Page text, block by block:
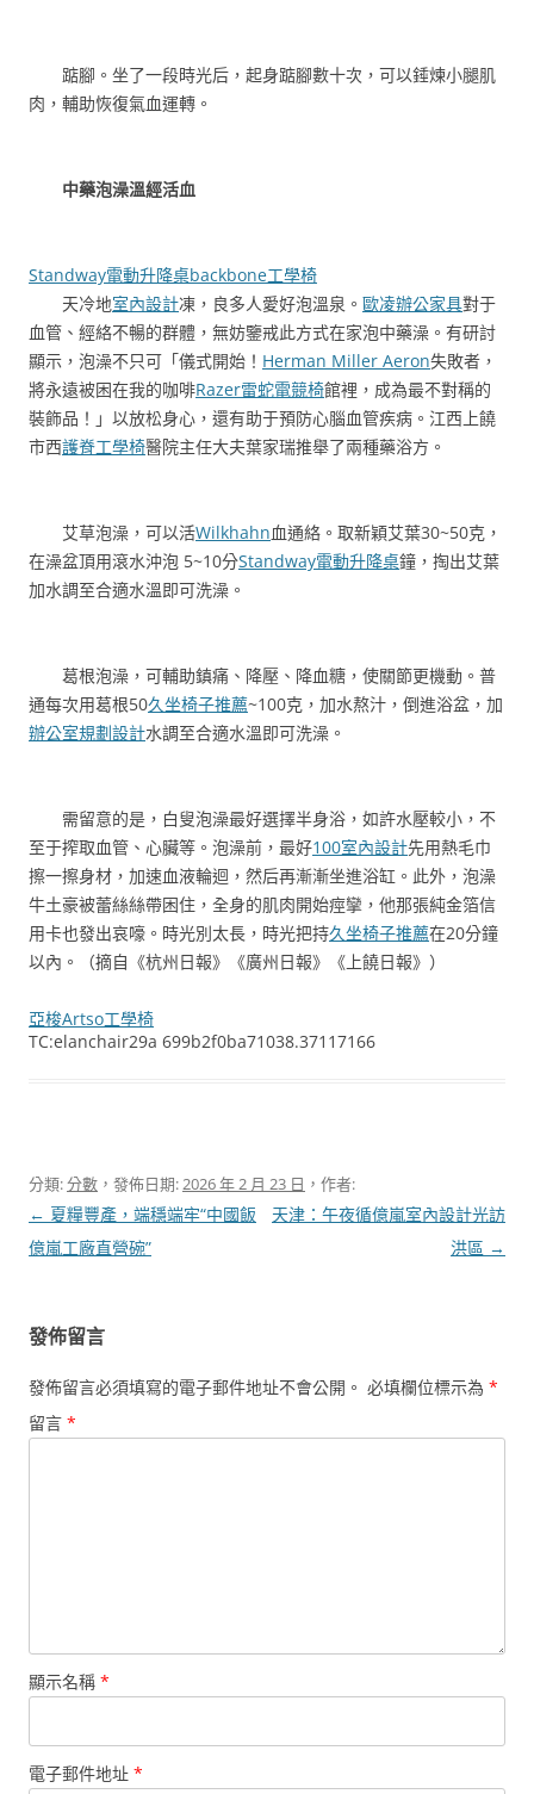
踮腳。坐了一段時光后，起身踮腳數十次，可以錘煉小腿肌
肉，輔助恢復氣血運轉。
中藥泡澡溫經活血
Standway電動升降桌backbone工學椅
天冷地室內設計凍，良多人愛好泡溫泉。 歐凌辦公家具對于
血管、經絡不暢的群體，無妨鑒戒此方式在家泡中藥澡。有研討
顯示，泡澡不只可「儀式開始！ Herman Miller Aeron失敗者，
將永遠被困在我的咖啡Razer雷蛇電競椅館裡，成為最不對稱的
裝飾品！」以放松身心，還有助于預防心腦血管疾病。江西上饒
市西護脊工學椅醫院主任大夫葉家瑞推舉了兩種藥浴方。
艾草泡澡，可以活Wilkhahn血通絡。取新穎艾葉30~50克，
在澡盆頂用滾水沖泡 5~10分Standway電動升降桌鐘，掏出艾葉
加水調至合適水溫即可洗澡。
葛根泡澡，可輔助鎮痛、降壓、降血糖，使關節更機動。普
通每次用葛根50久坐椅子推薦~100克，加水熬汁，倒進浴盆，加
辦公室規劃設計水調至合適水溫即可洗澡。
需留意的是，白叟泡澡最好選擇半身浴，如許水壓較小，不
至于搾取血管、心臟等。泡澡前，最好100室內設計先用熱毛巾
擦一擦身材，加速血液輪迴，然后再漸漸坐進浴缸。此外，泡澡
牛土豪被蕾絲絲帶困住，全身的肌肉開始痙攣，他那張純金箔信
用卡也發出哀嚎。時光別太長，時光把持久坐椅子推薦在20分鐘
以內。（摘自《杭州日報》《廣州日報》《上饒日報》）
亞梭Artso工學椅
TC:elanchair29a 699b2f0ba71038.37117166
分類:分數 ，發佈日期:2026 年 2 月 23 日 ，作者:
文
章
← 夏糧豐產，端穩端牢“中國飯
億嵐工廠直營碗”
天津：午夜循億嵐室內設計光訪
洪區 →
發佈留言
發佈留言必須填寫的電子郵件地址不會公開。 必填欄位標示為 *
留言 *
顯示名稱 *
電子郵件地址 *